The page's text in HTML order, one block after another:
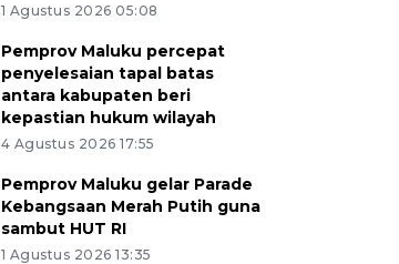
1 Agustus 2026 05:08
Pemprov Maluku percepat
penyelesaian tapal batas
antara kabupaten beri
kepastian hukum wilayah
4 Agustus 2026 17:55
Pemprov Maluku gelar Parade
Kebangsaan Merah Putih guna
sambut HUT RI
1 Agustus 2026 13:35